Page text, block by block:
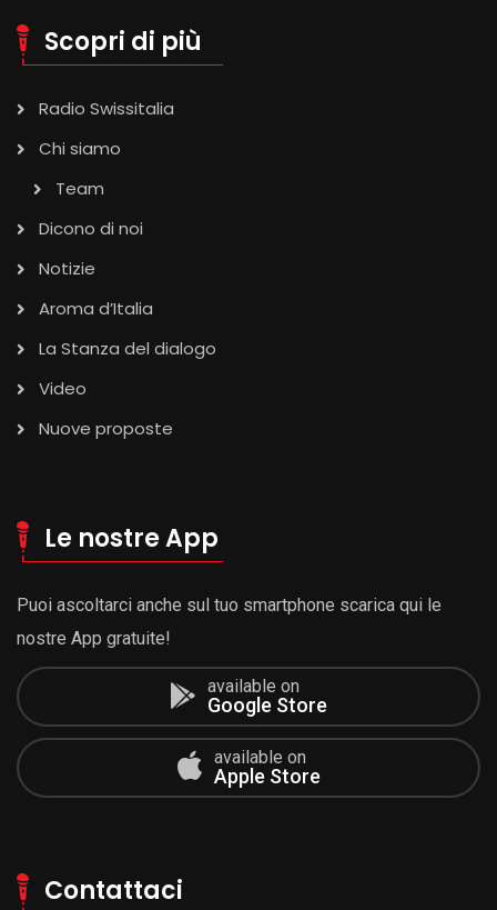
Scopri di più
Radio Swissitalia
Chi siamo
Team
Dicono di noi
Notizie
Aroma d’Italia
La Stanza del dialogo
Video
Nuove proposte
Le nostre App
Puoi ascoltarci anche sul tuo smartphone scarica qui le
nostre App gratuite!
available on
Google Store
available on
Apple Store
Contattaci